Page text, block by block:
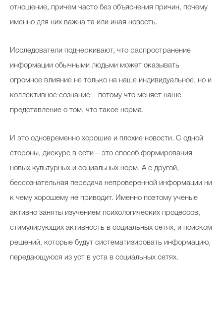
отношение, причем часто без объяснения причин, почему
именно для них важна та или иная новость.
Исследователи подчеркивают, что распространение
информации обычными людьми может оказывать
огромное влияние не только на наше индивидуальное, но и
коллективное сознание – потому что меняет наше
представление о том, что такое норма.
И это одновременно хорошие и плохие новости. С одной
стороны, дискурс в сети – это способ формирования
новых культурных и социальных норм. А с другой,
бессознательная передача непроверенной информации ни
к чему хорошему не приводит. Именно поэтому ученые
активно заняты изучением психологических процессов,
стимулирующих активность в социальных сетях, и поиском
решений, которые будут систематизировать информацию,
передающуюся из уст в уста в социальных сетях.